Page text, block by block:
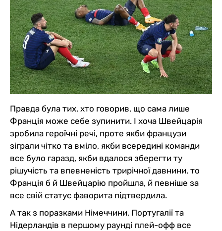
Правда була тих, хто говорив, що сама лише
Франція може себе зупинити. І хоча Швейцарія
зробила героїчні речі, проте якби французи
зіграли чітко та вміло, якби всередині команди
все було гаразд, якби вдалося зберегти ту
рішучість та впевненість трирічної давнини, то
Франція б й Швейцарію пройшла, й певніше за
все свій статус фаворита підтвердила.
А так з поразками Німеччини, Португалії та
Нідерландів в першому раунді плей-офф все